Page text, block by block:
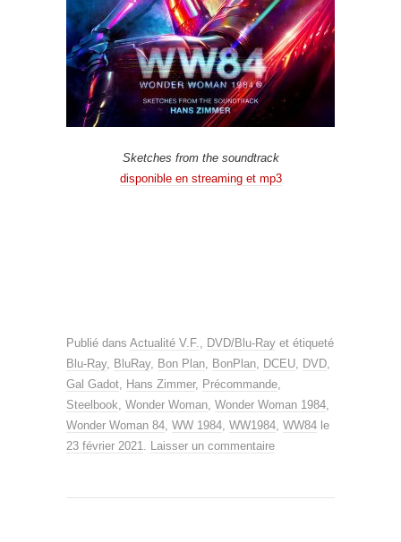
Sketches from the soundtrack
disponible en streaming et mp3
Publié dans Actualité V.F., DVD/Blu-Ray et étiqueté
Blu-Ray, BluRay, Bon Plan, BonPlan, DCEU, DVD,
Gal Gadot, Hans Zimmer, Précommande,
Steelbook, Wonder Woman, Wonder Woman 1984,
Wonder Woman 84, WW 1984, WW1984, WW84 le
23 février 2021. Laisser un commentaire